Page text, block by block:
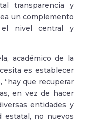
transparencia y
un complemento
el nivel central y
académico de la
es establecer
“hay que recuperar
en vez de hacer
entidades y
estatal, no nuevos